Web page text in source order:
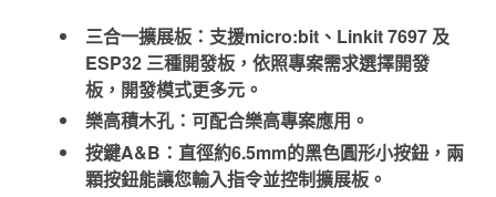
三合一擴展板：支援micro:bit、Linkit 7697 及
ESP32 三種開發板，依照專案需求選擇開發
板，開發模式更多元。
樂高積木孔：可配合樂高專案應用。
按鍵A&B：直徑約6.5mm的黑色圓形小按鈕，兩
顆按鈕能讓您輸入指令並控制擴展板。